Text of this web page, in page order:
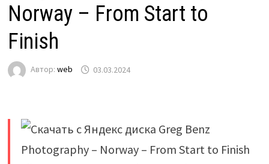
Norway – From Start to
Finish
Автор: web 03.03.2024